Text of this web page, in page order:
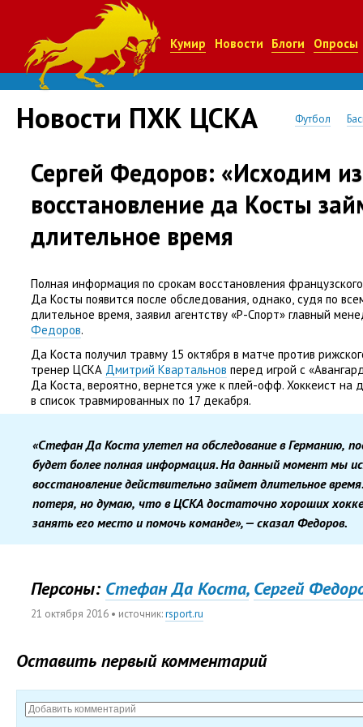
Кумир Новости Блоги Опросы
Новости ПХК ЦСКА Футбол
Сергей Федоров: «Исходим из
восстановление да Косты
длительное время
Полная информация по срокам восстановления
Да Косты появится после обследования, однако, судя по
длительное время, заявил агентству «Р-Спорт» главный
Федоров.
Да Коста получил травму 15 октября в матче против
тренер ЦСКА Дмитрий Квартальнов перед игрой с
Да Коста, вероятно, вернется уже к плей-офф. Хоккеист на
в список травмированных по 17 декабря.
«Стефан Да Коста улетел на обследование в Германию,
будет более полная информация. На данный момент мы
восстановление действительно займет длительное
потеря, но думаю, что в ЦСКА достаточно хороших
занять его место и помочь команде», — сказал Федоров.
Персоны: Стефан Да Коста, Сергей
21 октября 2016 • источник:rsport.ru
Оставить первый комментарий